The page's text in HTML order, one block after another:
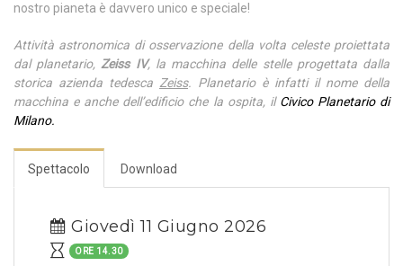
nostro pianeta è davvero unico e speciale!
Attività astronomica di osservazione della volta celeste proiettata
dal planetario,Zeiss IV, la macchina delle stelle progettata dalla
storica azienda tedesca Zeiss. Planetario è infatti il nome della
macchina e anche dell’edificio che la ospita, il Civico Planetario di
Milano.
Spettacolo Download
Giovedì 11 Giugno 2026
ORE 14.30